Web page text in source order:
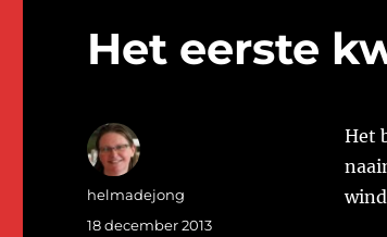
Het eerste
Het
Auteur
helmadejong
Geplaatst
18 december 2013